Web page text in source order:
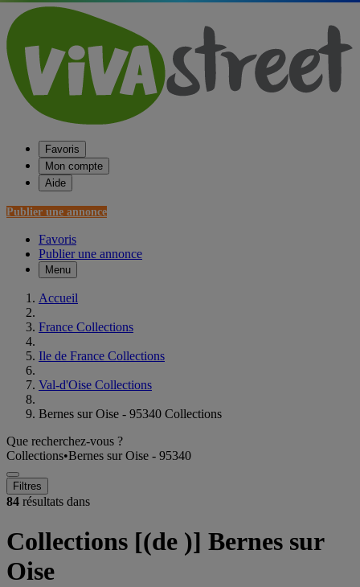
Favoris
Mon compte
Aide
Publier une annonce
Favoris
Publier une annonce
Menu
Accueil
France Collections
Ile de France Collections
Val-d'Oise Collections
Bernes sur Oise - 95340 Collections
Que recherchez-vous ?
Collections•Bernes sur Oise - 95340
Filtres
84 résultats dans
Collections [(de )] Bernes sur
Oise